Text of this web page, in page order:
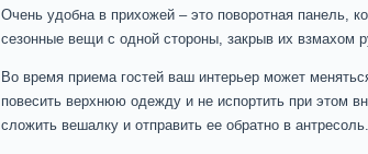
Очень удобна в прихожей – это поворотная панель,
сезонные вещи с одной стороны, закрыв их взмахом
Во время приема гостей ваш интерьер может
повесить верхнюю одежду и не испортить при этом
сложить вешалку и отправить ее обратно в антресоль.